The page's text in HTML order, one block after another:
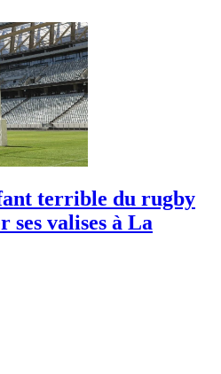
terrible du rugby
ses valises à La